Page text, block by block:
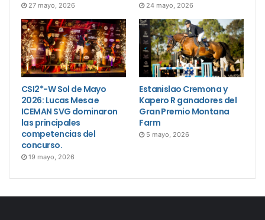
27 mayo, 2026 24 mayo, 2026
CSI2*-W Sol de Mayo
2026: Lucas Mesa e
ICEMAN SVG dominaron
las principales
competencias del
concurso.
19 mayo, 2026
Estanislao Cremona y
Kapero R ganadores del
Gran Premio Montana
Farm
5 mayo, 2026